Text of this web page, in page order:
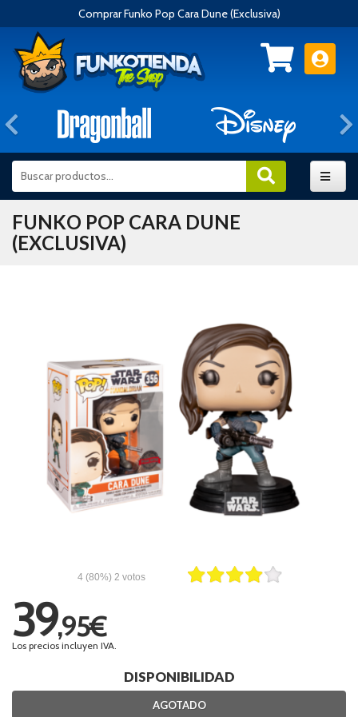
Comprar Funko Pop Cara Dune (Exclusiva)
Anterior
FUNKO POP CARA DUNE
(EXCLUSIVA)
4 (80%) 2 votos
39,95€
Los precios incluyen IVA.
DISPONIBILIDAD
AGOTADO